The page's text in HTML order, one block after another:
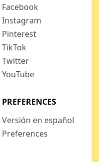
Facebook
Instagram
Pinterest
TikTok
Twitter
YouTube
PREFERENCES
Versión en español
Preferences